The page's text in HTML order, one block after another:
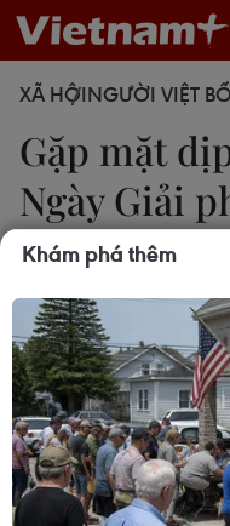
XÃ HỘINGƯỜI VIỆT
Gặp mặt
Ngày Giải
Đức
Phạm Thắng/Berlin
14/10/2018 03:29
Tại buổi gặp mặt,
Xuân Hưng bày tỏ
triển từng ngày,
kinh tế-văn hóa của
Khám phá thêm